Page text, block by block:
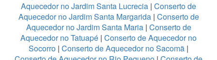
Aquecedor no Jardim Santa Lucrecia | Conserto de
Aquecedor no Jardim Santa Margarida| Conserto de
Aquecedor no Jardim Santa Maria| Conserto de
Aquecedor no Tatuapé | Conserto de Aquecedor no
Socorro | Conserto de Aquecedor no Sacomã |